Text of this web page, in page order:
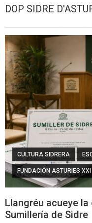
DOP SIDRE
CULTURA SIDRERA
FUNDACIÓN ASTURIES XXI
Llangréu acueye
Sumillería de Sidre